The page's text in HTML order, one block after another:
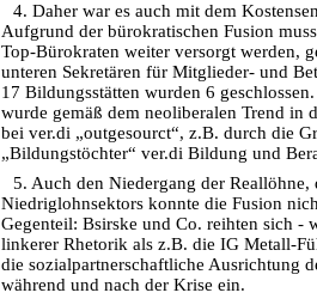
4. Daher war es auch mit dem
Aufgrund der bürokratischen Fusion
Top-Bürokraten weiter versorgt werden,
unteren Sekretären für Mitglieder- und
17 Bildungsstätten wurden 6
wurde gemäß dem neoliberalen Trend in
bei ver.di „outgesourct“, z.B. durch die
„Bildungstöchter“ ver.di Bildung und
5. Auch den Niedergang der Reallöhne,
Niedriglohnsektors konnte die Fusion
Gegenteil: Bsirske und Co. reihten sich -
linkerer Rhetorik als z.B. die IG Metall-
die sozialpartnerschaftliche Ausrichtung
während und nach der Krise ein.